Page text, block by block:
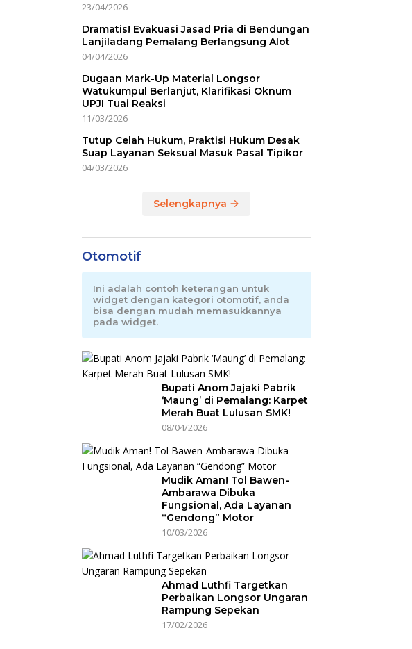
23/04/2026
Dramatis! Evakuasi Jasad Pria di Bendungan
Lanjiladang Pemalang Berlangsung Alot
04/04/2026
Dugaan Mark-Up Material Longsor
Watukumpul Berlanjut, Klarifikasi Oknum
UPJI Tuai Reaksi
11/03/2026
Tutup Celah Hukum, Praktisi Hukum Desak
Suap Layanan Seksual Masuk Pasal Tipikor
04/03/2026
Selengkapnya
Otomotif
Ini adalah contoh keterangan untuk
widget dengan kategori otomotif, anda
bisa dengan mudah memasukkannya
pada widget.
Bupati Anom Jajaki Pabrik
‘Maung’ di Pemalang: Karpet
Merah Buat Lulusan SMK!
08/04/2026
Mudik Aman! Tol Bawen-
Ambarawa Dibuka
Fungsional, Ada Layanan
“Gendong” Motor
10/03/2026
Ahmad Luthfi Targetkan
Perbaikan Longsor Ungaran
Rampung Sepekan
17/02/2026